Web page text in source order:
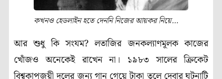
কখনও হেডলাইন হতে দেননি নিজের আয়কর নিয়ে…
আর শুধু কি সংযম? লতাজির জনকল্যাণমূলক কাজের
খোঁজও অনেকেই রাখেন না। ১৯৮৩ সালের ক্রিকেট